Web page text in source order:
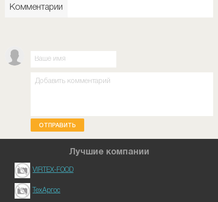
Комментарии
ОТПРАВИТЬ
Лучшие компании
VIRTEX-FOOD
ТехАргос